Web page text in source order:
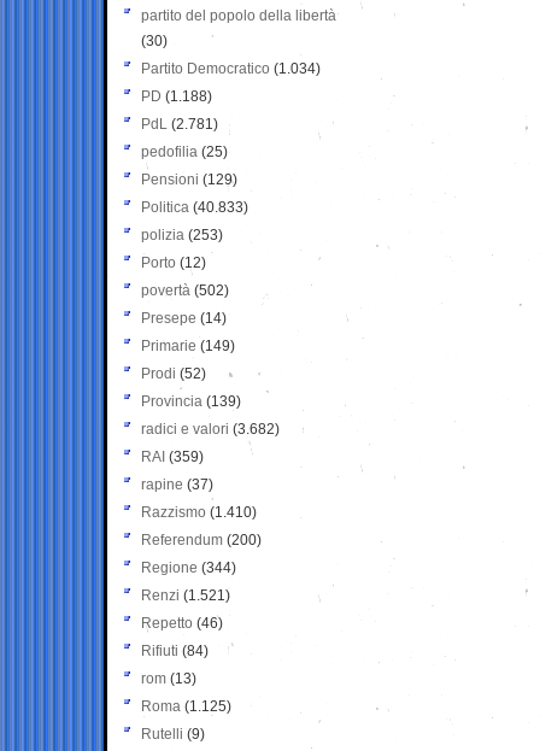
partito del popolo della libertà
(30)
Partito Democratico (1.034)
PD (1.188)
PdL (2.781)
pedofilia (25)
Pensioni (129)
Politica (40.833)
polizia (253)
Porto (12)
povertà (502)
Presepe (14)
Primarie (149)
Prodi (52)
Provincia (139)
radici e valori (3.682)
RAI (359)
rapine (37)
Razzismo (1.410)
Referendum (200)
Regione (344)
Renzi (1.521)
Repetto (46)
Rifiuti (84)
rom (13)
Roma (1.125)
Rutelli (9)